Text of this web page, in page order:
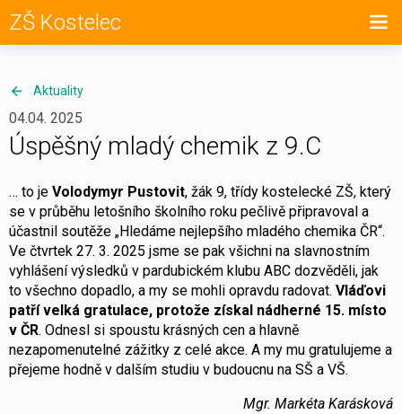
ZŠ Kostelec
Aktuality
04.04. 2025
Úspěšný mladý chemik z 9.C
… to je Volodymyr Pustovit, žák 9, třídy kostelecké ZŠ, který
se v průběhu letošního školního roku pečlivě připravoval a
účastnil soutěže „Hledáme nejlepšího mladého chemika ČR“.
Ve čtvrtek 27. 3. 2025 jsme se pak všichni na slavnostním
vyhlášení výsledků v pardubickém klubu ABC dozvěděli, jak
to všechno dopadlo, a my se mohli opravdu radovat. Vláďovi
patří velká gratulace, protože získal nádherné 15. místo
v ČR. Odnesl si spoustu krásných cen a hlavně
nezapomenutelné zážitky z celé akce. A my mu gratulujeme a
přejeme hodně v dalším studiu v budoucnu na SŠ a VŠ.
Mgr. Markéta Karásková